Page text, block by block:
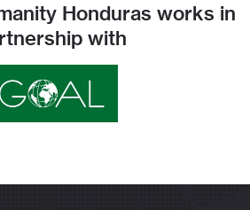
Honduras works in
with